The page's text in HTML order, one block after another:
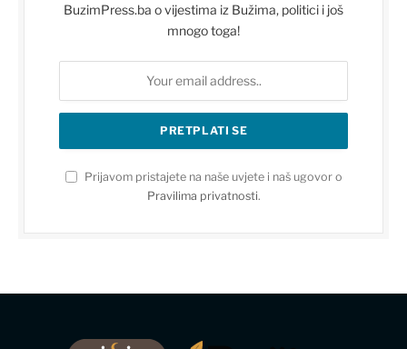
BuzimPress.ba o vijestima iz Bužima, politici i još
mnogo toga!
Prijavom pristajete na naše uvjete i naš ugovor o
Pravilima privatnosti.